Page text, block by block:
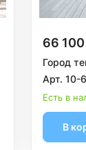
66 100
Город
Арт. 10-
Есть в
В